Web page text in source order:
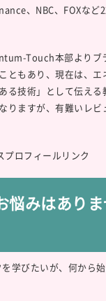
、NBC、FOXなど
Touch本部よりブ
ともあり、現在は、エ
る技術」として伝え
りますが、有難いレビ
ロフィールリンク
悩みはあり
学びたいが、何から